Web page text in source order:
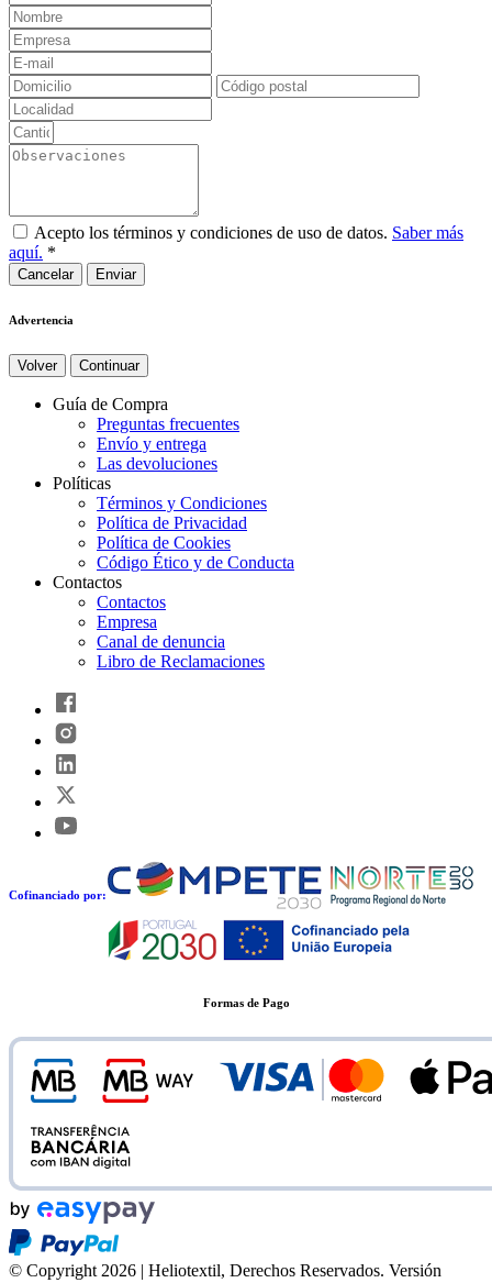
Acepto los términos y condiciones de uso de datos. Saber más
aquí. *
Cancelar
Advertencia
Volver Continuar
Guía de Compra
Preguntas frecuentes
Envío y entrega
Las devoluciones
Políticas
Términos y Condiciones
Política de Privacidad
Política de Cookies
Código Ético y de Conducta
Contactos
Contactos
Empresa
Canal de denuncia
Libro de Reclamaciones
Cofinanciado por:
Formas de Pago
© Copyright 2026 | Heliotextil, Derechos Reservados. Versión